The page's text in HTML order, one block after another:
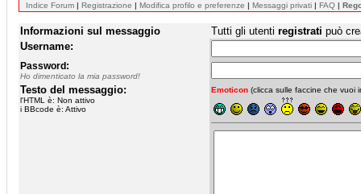
Indice Forum | Registrazione | Modifica profilo e preferenze | Messaggi privati | FAQ |
Informazioni sul messaggio Tutti gli utenti registrati può
Username:
Password:
Ho dimenticato la mia password!
Testo del messaggio:
l'HTML è: Non attivo
i BBcode è: Attivo
Emoticon (clicca sulle faccine che vuoi